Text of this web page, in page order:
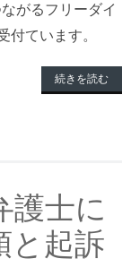
がるフリーダイ
付ています。
続きを読む
護士に
と起訴